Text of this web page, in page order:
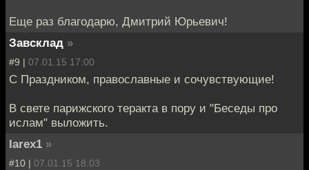
Еще раз благодарю, Дмитрий Юрьевич!
Завсклад »
#9 | 07.01.15 17:00
С Праздником, православные и сочувствующие!
В свете парижского теракта в пору и "Беседы про
ислам" выложить.
larex1 »
#10 | 07.01.15 18:03